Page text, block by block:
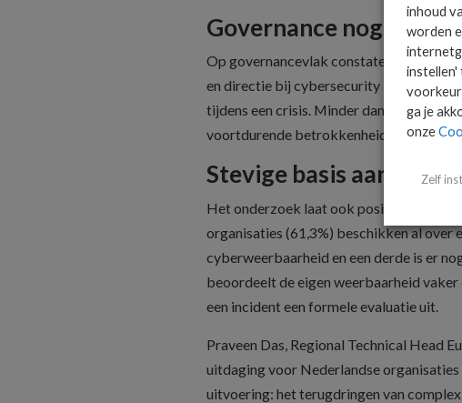
Governance nog
Op governancevlak constateert het
en directie bij cybersecurity bij bijna de
tijdens een crisis. Minder dan één op de
voortdurende betrokkenheid van het
Stevige basis aanwezig
Het onderzoek laat ook positieve
organisaties (61,3%) beschikken al over
cyberweerbaarheid en een derde is er
beoordeelt de eigen weerbaarheid
een incident een formele evaluatie uit.
Praveen Das, Regional Technical Head
uitdaging voor Nederlandse
uitvoering: het terugdringen van
inhoud
worden
instellen'
ga je
onze
Zelf